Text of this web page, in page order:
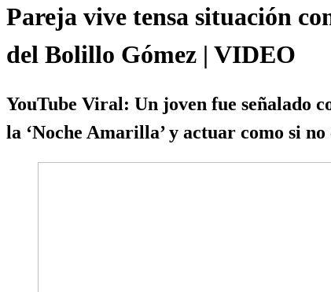
Pareja vive tensa situación
del Bolillo Gómez | VIDEO
YouTube Viral: Un joven fue señalado
la ‘Noche Amarilla’ y actuar como si